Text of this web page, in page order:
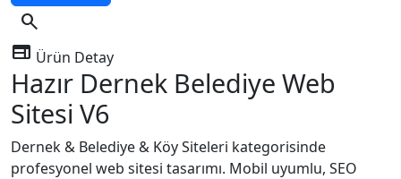
search
web Ürün Detay
Hazır Dernek Belediye Web
Sitesi V6
Dernek & Belediye & Köy Siteleri kategorisinde
profesyonel web sitesi tasarımı. Mobil uyumlu, SEO